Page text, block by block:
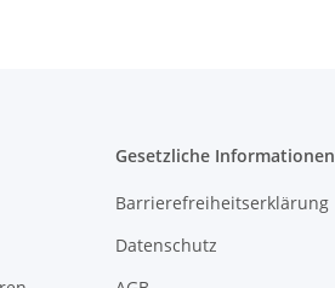
Gesetzliche Informationen
Barrierefreiheitserklärung
Datenschutz